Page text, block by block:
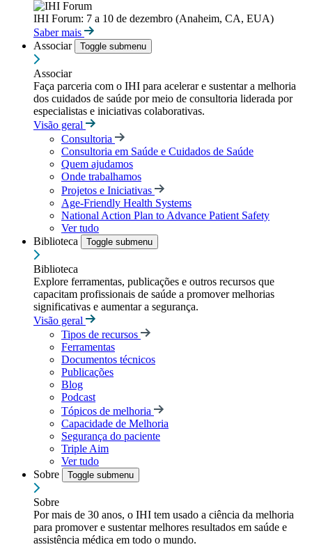
IHI Forum: 7 a 10 de dezembro (Anaheim, CA, EUA)
Saber mais
Associar
Toggle submenu
Associar
Faça parceria com o IHI para acelerar e sustentar a melhoria
dos cuidados de saúde por meio de consultoria liderada por
especialistas e iniciativas colaborativas.
Visão geral
Consultoria
Consultoria em Saúde e Cuidados de Saúde
Quem ajudamos
Onde trabalhamos
Projetos e Iniciativas
Age-Friendly Health Systems
National Action Plan to Advance Patient Safety
Ver tudo
Biblioteca
Toggle submenu
Biblioteca
Explore ferramentas, publicações e outros recursos que
capacitam profissionais de saúde a promover melhorias
significativas e aumentar a segurança.
Visão geral
Tipos de recursos
Ferramentas
Documentos técnicos
Publicações
Blog
Podcast
Tópicos de melhoria
Capacidade de Melhoria
Segurança do paciente
Triple Aim
Ver tudo
Sobre
Toggle submenu
Sobre
Por mais de 30 anos, o IHI tem usado a ciência da melhoria
para promover e sustentar melhores resultados em saúde e
assistência médica em todo o mundo.